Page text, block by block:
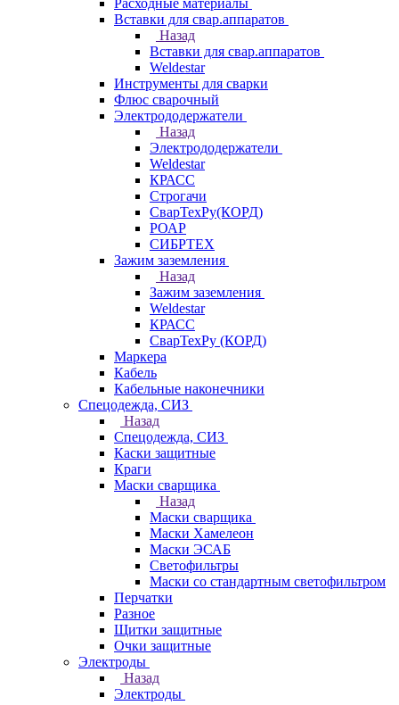
Расходные материалы
Вставки для свар.аппаратов
Назад
Вставки для свар.аппаратов
Weldestar
Инструменты для сварки
Флюс сварочный
Электрододержатели
Назад
Электрододержатели
Weldestar
КРАСС
Строгачи
СварТехРу(КОРД)
РОАР
СИБРТЕХ
Зажим заземления
Назад
Зажим заземления
Weldestar
КРАСС
СварТехРу (КОРД)
Маркера
Кабель
Кабельные наконечники
Спецодежда, СИЗ
Назад
Спецодежда, СИЗ
Каски защитные
Краги
Маски сварщика
Назад
Маски сварщика
Маски Хамелеон
Маски ЭСАБ
Светофильтры
Маски со стандартным светофильтром
Перчатки
Разное
Щитки защитные
Очки защитные
Электроды
Назад
Электроды